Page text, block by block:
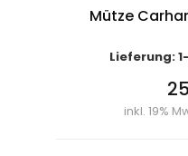
Mütze
Lieferung:
inkl. 19%